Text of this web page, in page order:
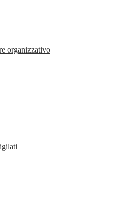
organizzativo